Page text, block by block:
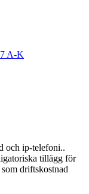
och ip-telefoni..
tillägg för
driftskostnad
A-K